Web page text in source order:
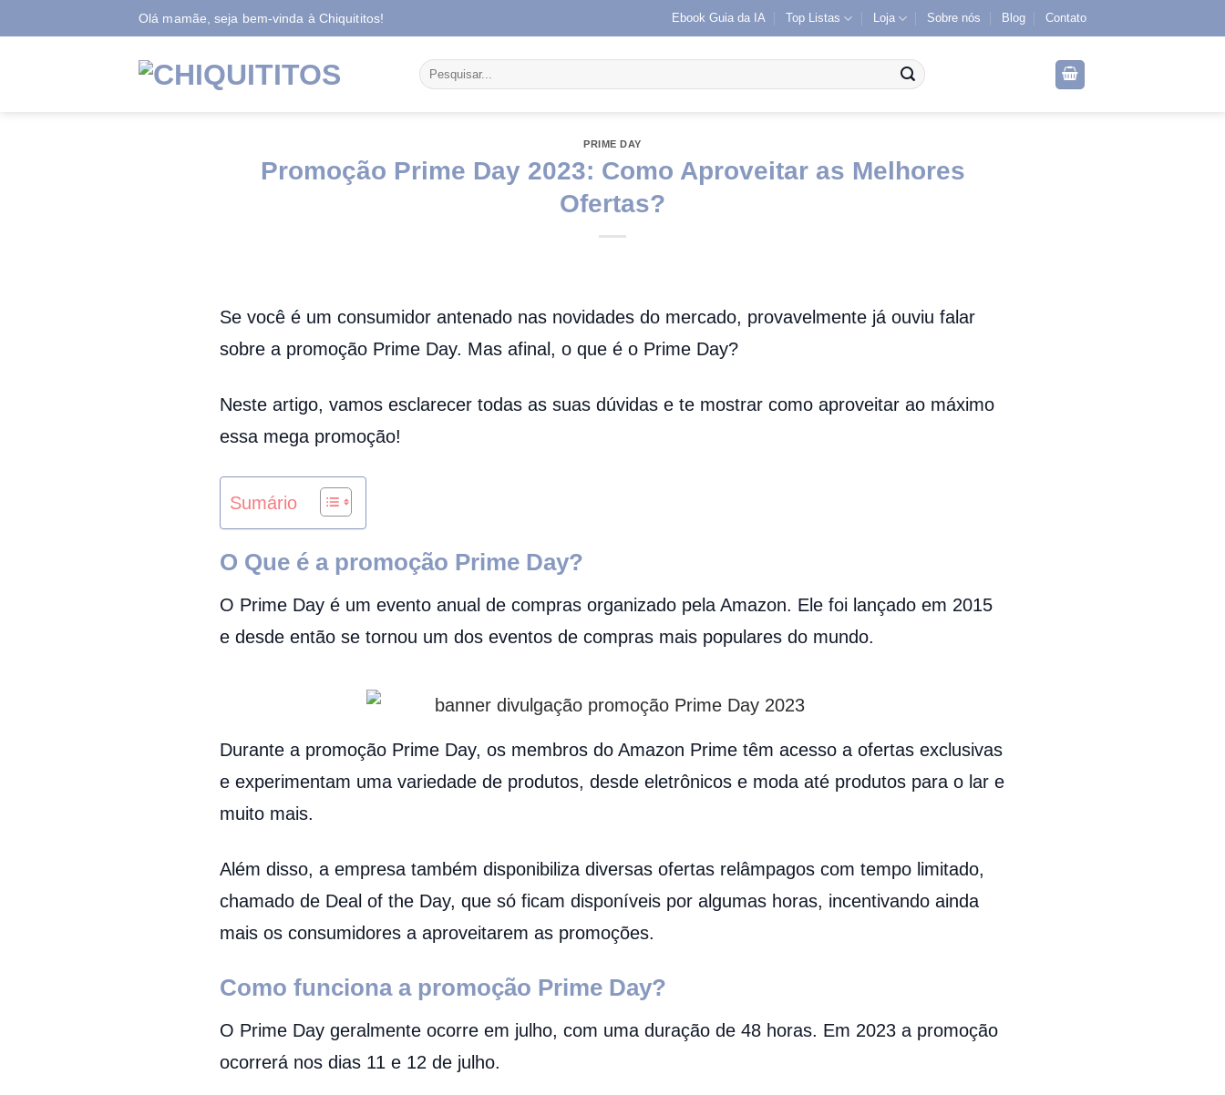
to
Olá mamãe, seja bem-vinda à Chiquititos! Ebook Guia da IA Top Listas Loja Sobre nós Blog Contato
Pesquisar
por:
PRIME DAY
Promoção Prime Day 2023: Como Aproveitar as Melhores
Ofertas?
Se você é um consumidor antenado nas novidades do mercado, provavelmente já ouviu falar
sobre a promoção Prime Day. Mas afinal, o que é o Prime Day?
Neste artigo, vamos esclarecer todas as suas dúvidas e te mostrar como aproveitar ao máximo
essa mega promoção!
Sumário
O Que é a promoção Prime Day?
O Prime Day é um evento anual de compras organizado pela Amazon. Ele foi lançado em 2015
e desde então se tornou um dos eventos de compras mais populares do mundo.
Durante a promoção Prime Day, os membros do Amazon Prime têm acesso a ofertas exclusivas
e experimentam uma variedade de produtos, desde eletrônicos e moda até produtos para o lar e
muito mais.
Além disso, a empresa também disponibiliza diversas ofertas relâmpagos com tempo limitado,
chamado de Deal of the Day, que só ficam disponíveis por algumas horas, incentivando ainda
mais os consumidores a aproveitarem as promoções.
Como funciona a promoção Prime Day?
O Prime Day geralmente ocorre em julho, com uma duração de 48 horas. Em 2023 a promoção
ocorrerá nos dias 11 e 12 de julho.